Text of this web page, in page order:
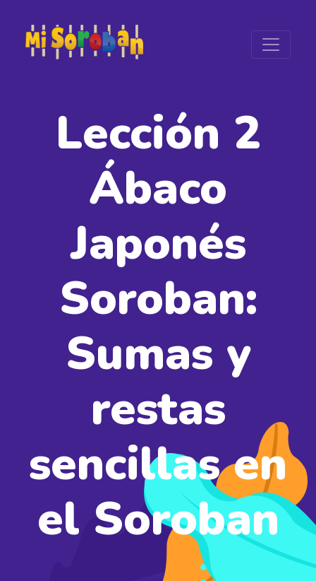
Lección 2
Ábaco
Japonés
Soroban:
Sumas y
restas
sencillas en
el Soroban